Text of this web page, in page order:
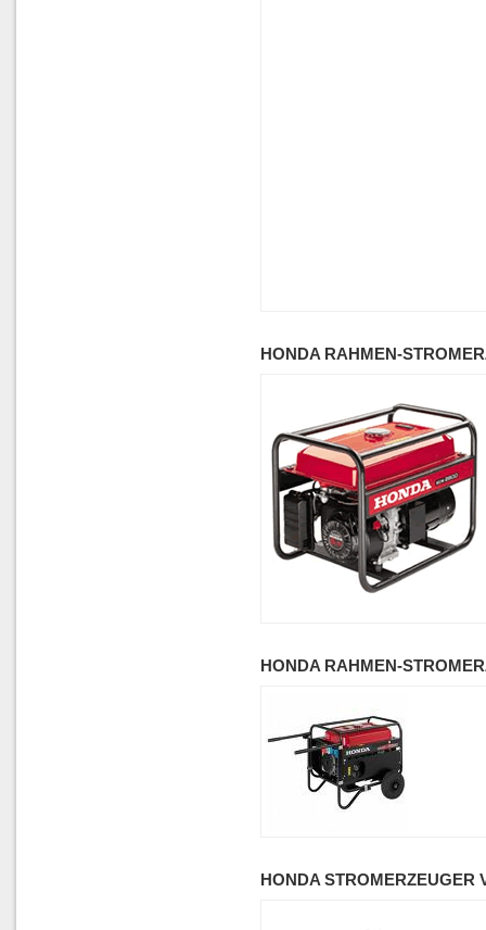
HONDA RAHMEN-
HONDA RAHMEN-
HONDA STROMERZEUGER